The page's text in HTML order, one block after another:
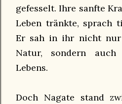
gefesselt. Ihre sanfte
Leben tränkte, sprach
Er sah in ihr nicht
Natur, sondern
Lebens.
Doch Nagate stand